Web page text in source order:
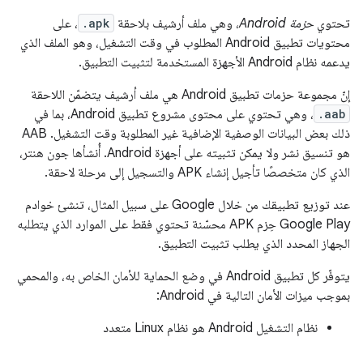
تحتوي حزمة Android ، وهي ملف أرشيف بلاحقة .apk ، على
محتويات تطبيق Android المطلوب في وقت التشغيل، وهو الملف الذي
يدعمه نظام Android الأجهزة المستخدمة لتثبيت التطبيق.
إنّ مجموعة حزمات تطبيق Android هي ملف أرشيف يتضمّن اللاحقة
.aab
، وهي تحتوي على محتوى مشروع تطبيق Android، بما في
ذلك بعض البيانات الوصفية الإضافية غير المطلوبة وقت التشغيل. AAB
هو تنسيق نشر ولا يمكن تثبيته على أجهزة Android. أُنشأها جون هنتر،
الذي كان متخصصًا تأجيل إنشاء APK والتسجيل إلى مرحلة لاحقة.
عند توزيع تطبيقك من خلال Google على سبيل المثال، تنشئ خوادم
Google Play حِزم APK محسّنة تحتوي فقط على الموارد الذي يتطلبه
الجهاز المحدد الذي يطلب تثبيت التطبيق.
يتوفّر كل تطبيق Android في وضع الحماية للأمان الخاص به، والمحمي
بموجب ميزات الأمان التالية في Android:
نظام التشغيل Android هو نظام Linux متعدد